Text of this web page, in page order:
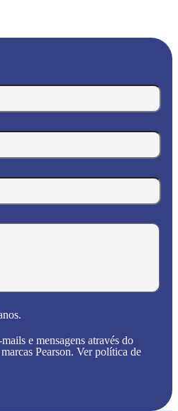
e mensagens através do
Pearson. Ver política de